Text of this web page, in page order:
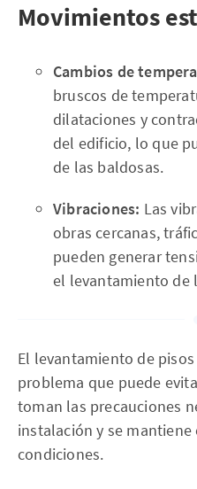
Movimientos
Cambios de
bruscos de
dilataciones y
del edificio, lo que
de las baldosas.
Vibraciones: Las
obras cercanas,
pueden generar
el levantamiento de
El levantamiento de
problema que puede
toman las precauciones
instalación y se mantiene
condiciones.